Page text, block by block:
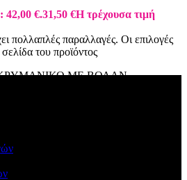
42,00 €.31,50 €Η τρέχουσα τιμή
πολλαπλές παραλλαγές. Οι επιλογές
του προϊόντος
ΜΕ ΒΟΛΑΝ